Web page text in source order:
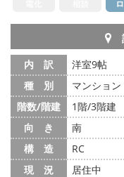
内 訳
洋室9帖
種 別
マンション
階数/階建
1階/3階建
向 き
南
構 造
RC
現 況
居住中